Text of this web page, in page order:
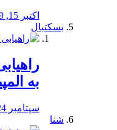
اکتبر 15, 2019
بسکتبال
به
سپتامبر 24, 2019
شنا